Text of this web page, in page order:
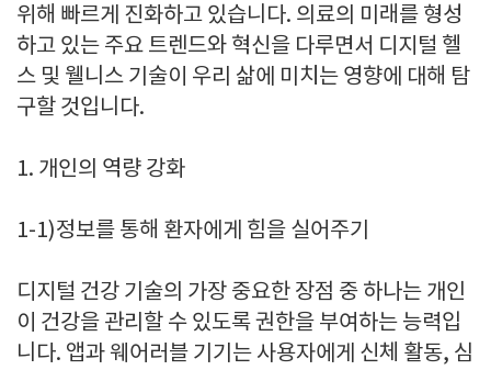
위해 빠르게 진화하고 있습니다. 의료의 미래를 형성
하고 있는 주요 트렌드와 혁신을 다루면서 디지털 헬
스 및 웰니스 기술이 우리 삶에 미치는 영향에 대해 탐
구할 것입니다.
1. 개인의 역량 강화
1-1)정보를 통해 환자에게 힘을 실어주기
디지털 건강 기술의 가장 중요한 장점 중 하나는 개인
이 건강을 관리할 수 있도록 권한을 부여하는 능력입
니다. 앱과 웨어러블 기기는 사용자에게 신체 활동, 심